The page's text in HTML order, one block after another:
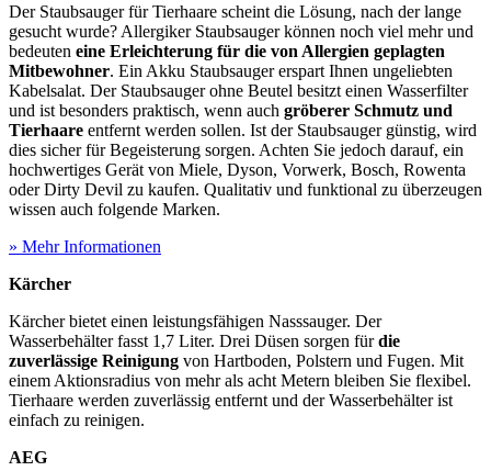
Der Staubsauger für Tierhaare scheint die Lösung, nach der lange
gesucht wurde? Allergiker Staubsauger können noch viel mehr und
bedeuten eine Erleichterung für die von Allergien geplagten
Mitbewohner. Ein Akku Staubsauger erspart Ihnen ungeliebten
Kabelsalat. Der Staubsauger ohne Beutel besitzt einen Wasserfilter
und ist besonders praktisch, wenn auch gröberer Schmutz und
Tierhaare entfernt werden sollen. Ist der Staubsauger günstig, wird
dies sicher für Begeisterung sorgen. Achten Sie jedoch darauf, ein
hochwertiges Gerät von Miele, Dyson, Vorwerk, Bosch, Rowenta
oder Dirty Devil zu kaufen. Qualitativ und funktional zu überzeugen
wissen auch folgende Marken.
» Mehr Informationen
Kärcher
Kärcher bietet einen leistungsfähigen Nasssauger. Der
Wasserbehälter fasst 1,7 Liter. Drei Düsen sorgen fürdie
zuverlässige Reinigung von Hartboden, Polstern und Fugen. Mit
einem Aktionsradius von mehr als acht Metern bleiben Sie flexibel.
Tierhaare werden zuverlässig entfernt und der Wasserbehälter ist
einfach zu reinigen.
AEG